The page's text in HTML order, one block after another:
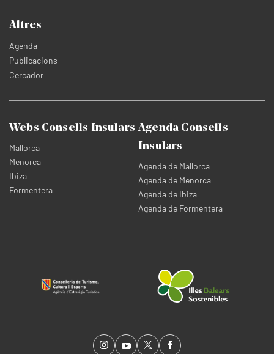
Altres
Agenda
Publicacions
Cercador
Webs Consells Insulars
Mallorca
Menorca
Ibiza
Formentera
Agenda Consells
Insulars
Agenda de Mallorca
Agenda de Menorca
Agenda de Ibiza
Agenda de Formentera